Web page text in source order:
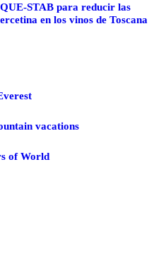
STAB para reducir las
en los vinos de Toscana
vacations
of World